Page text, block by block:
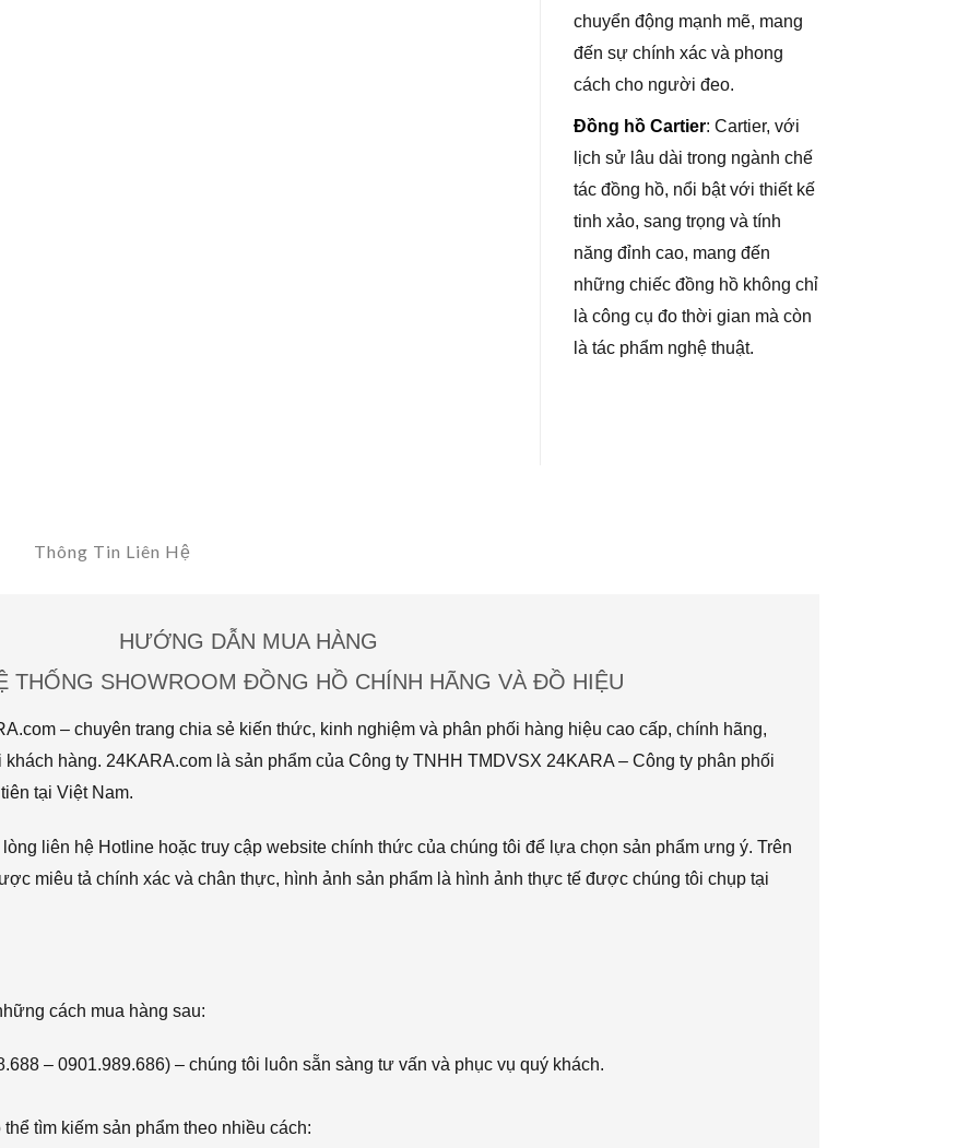
chuyển động mạnh mẽ, mang
đến sự chính xác và phong
cách cho người đeo.
Đồng hồ Cartier: Cartier, với
lịch sử lâu dài trong ngành chế
tác đồng hồ, nổi bật với thiết kế
tinh xảo, sang trọng và tính
năng đỉnh cao, mang đến
những chiếc đồng hồ không chỉ
là công cụ đo thời gian mà còn
là tác phẩm nghệ thuật.
Thông Tin Liên Hệ
HƯỚNG DẪN MUA HÀNG
THỐNG SHOWROOM ĐỒNG HỒ CHÍNH HÃNG VÀ ĐỒ HIỆU
– chuyên trang chia sẻ kiến thức, kinh nghiệm và phân phối hàng hiệu cao cấp, chính hãng,
hàng. 24KARA.com là sản phẩm của Công ty TNHH TMDVSX 24KARA – Công ty phân phối
tại Việt Nam.
liên hệ Hotline hoặc truy cập website chính thức của chúng tôi để lựa chọn sản phẩm ưng ý. Trên
miêu tả chính xác và chân thực, hình ảnh sản phẩm là hình ảnh thực tế được chúng tôi chụp tại
cách mua hàng sau:
– 0901.989.686) – chúng tôi luôn sẵn sàng tư vấn và phục vụ quý khách.
tìm kiếm sản phẩm theo nhiều cách: